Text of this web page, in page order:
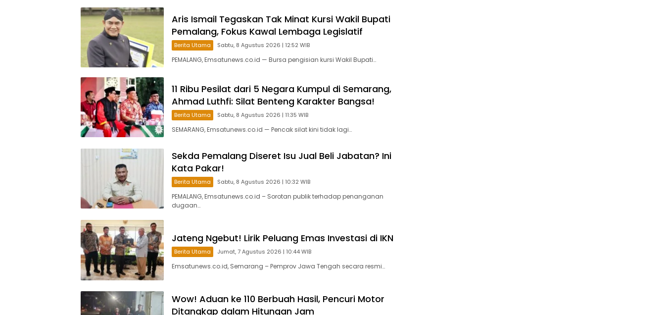
Aris Ismail Tegaskan Tak Minat Kursi Wakil Bupati
Pemalang, Fokus Kawal Lembaga Legislatif
Berita Utama Sabtu, 8 Agustus 2026 | 12:52 WIB
PEMALANG, Emsatunews.co.id — Bursa pengisian kursi Wakil Bupati…
11 Ribu Pesilat dari 5 Negara Kumpul di Semarang,
Ahmad Luthfi: Silat Benteng Karakter Bangsa!
Berita Utama Sabtu, 8 Agustus 2026 | 11:35 WIB
SEMARANG, Emsatunews.co.id — Pencak silat kini tidak lagi…
Sekda Pemalang Diseret Isu Jual Beli Jabatan? Ini
Kata Pakar!
Berita Utama Sabtu, 8 Agustus 2026 | 10:32 WIB
PEMALANG, Emsatunews.co.id – Sorotan publik terhadap penanganan
dugaan…
Jateng Ngebut! Lirik Peluang Emas Investasi di IKN
Berita Utama Jumat, 7 Agustus 2026 | 10:44 WIB
Emsatunews.co.id, Semarang – Pemprov Jawa Tengah secara resmi…
Wow! Aduan ke 110 Berbuah Hasil, Pencuri Motor
Ditangkap dalam Hitungan Jam